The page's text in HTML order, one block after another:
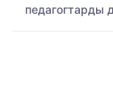
педагогтарды